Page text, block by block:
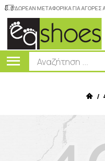
ΔΩΡΕΑΝ ΜΕΤΑΦΟΡΙΚΑ ΓΙΑ ΑΓΟΡΕΣ
/